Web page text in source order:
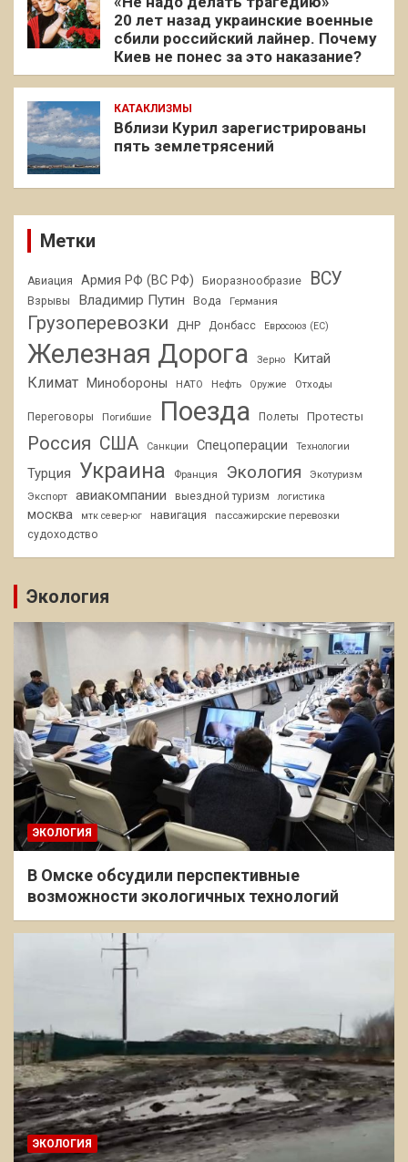
20 лет назад украинские военные
сбили российский лайнер. Почему
Киев не понес за это наказание?
КАТАКЛИЗМЫ
Вблизи Курил зарегистрированы
пять землетрясений
Метки
Авиация Армия РФ (ВС РФ) Биоразнообразие ВСУ
Взрывы Владимир Путин Вода Германия
Грузоперевозки ДНР Донбасс Евросоюз (ЕС)
Железная Дорога Зерно Китай
Климат Минобороны НАТО Нефть Оружие Отходы
Переговоры Погибшие Поезда Полеты Протесты
Россия США Санкции Спецоперации Технологии
Турция Украина Франция Экология
Экотуризм
Экспорт
авиакомпании выездной туризм логистика
москва мтк север-юг навигация
пассажирские перевозки
судоходство
Экология
ЭКОЛОГИЯ
В Омске обсудили перспективные
возможности экологичных технологий
ЭКОЛОГИЯ